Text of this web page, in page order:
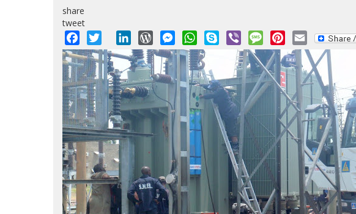
share
tweet
Facebook
Twitter LinkedInWordPressMessengerWhatsApp
Skype Viber MessagePinterest
Email